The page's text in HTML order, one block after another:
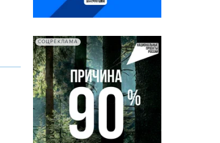
СОЦРЕКЛАМА